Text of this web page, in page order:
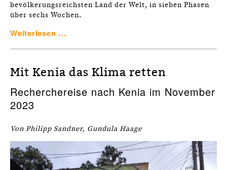
bevölkerungsreichsten Land der Welt, in sieben Phasen
über sechs Wochen.
Weiterlesen …
Mit Kenia das Klima retten
Recherchereise nach Kenia im November
2023
Von Philipp Sandner, Gundula Haage